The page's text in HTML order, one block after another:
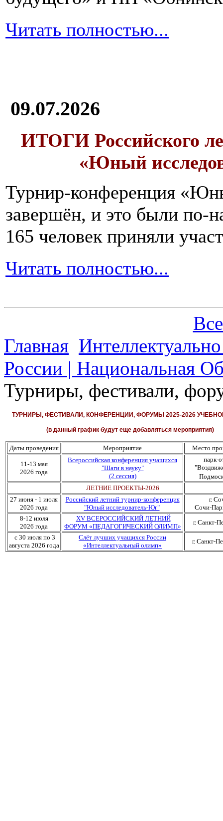
Читать полностью...
09.07.2026
ИТОГИ Российского
«Юный
Турнир-конференция
завершён, и это были по-
165 человек приняли
Читать полностью...
Главная
России | Национальная
Турниры, фестивали,
ТУРНИРЫ, ФЕСТИВАЛИ, КОНФЕРЕНЦИИ, ФОРУМЫ 2025-2026
(в данный график будут еще добавляться мероприятия)
Даты проведения Мероприятие Место
11-13 мая
2026 года
Всероссийская конференция учащихся
"Шаги в науку"
(2 сессия)
парк-
ЛЕТНИЕ ПРОЕКТЫ-2026
27 июня - 1 июля
2026 года
Российский летний турнир-конференция
"Юный исследователь-Юг"
г.
Сочи-
8-12 июля
2026 года
XV ВСЕРОССИЙСКИЙ ЛЕТНИЙ
ФОРУМ «ПЕДАГОГИЧЕСКИЙ ОЛИМП»
г. Санкт-
с 30 июля по 3
августа 2026 года
Слёт лучших учащихся России
«Интеллектуальный олимп»
г. Санкт-